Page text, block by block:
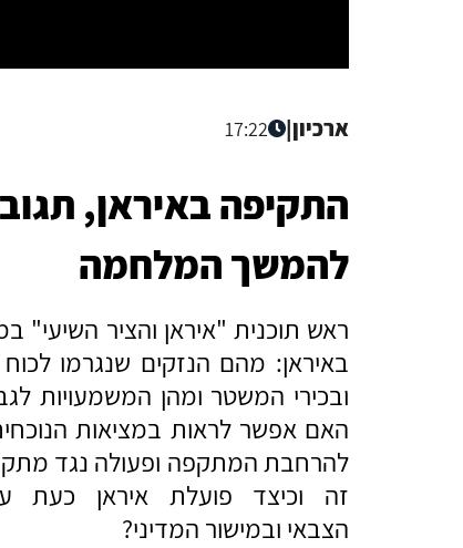
ארכיון|
17:22
התקיפה באיראן,
להמשך המלחמה
ראש תוכנית "איראן והציר השיעי"
באיראן: מהם הנזקים שנגרמו
ובכירי המשטר ומהן המשמעויות
האם אפשר לראות במציאות
להרחבת המתקפה ופעולה נגד
זה וכיצד פועלת איראן כעת
הצבאי ובמישור המדיני?